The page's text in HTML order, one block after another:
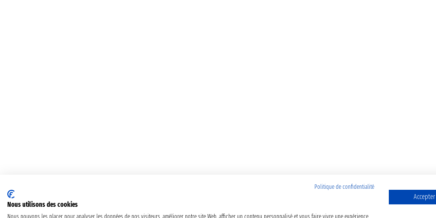
Politique de confidentialité
Nous utilisons des cookies
Nous pouvons les placer pour analyser les données de nos visiteurs, améliorer notre site Web, afficher un contenu personnalisé et vous faire vivre une expérience